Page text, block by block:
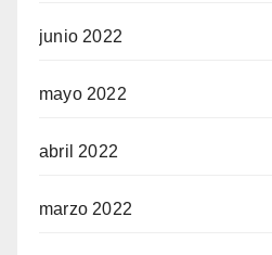
junio 2022
mayo 2022
abril 2022
marzo 2022